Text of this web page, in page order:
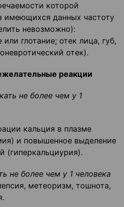
которой
имеющихся данных частоту
невозможно):
глотание; отек лица, губ,
отек).
реакции
не более чем у 1
кальция в плазме
и повышенное выделение
(гиперкальциурия).
не более чем у 1 человека
метеоризм, тошнота,